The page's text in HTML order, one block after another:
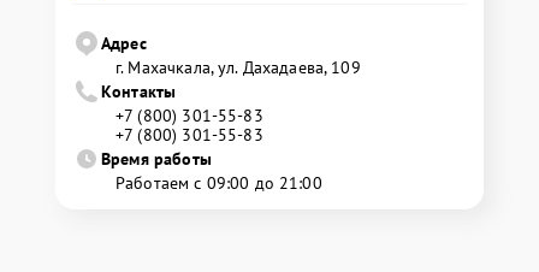
Адрес
г. Махачкала, ул. Дахадаева, 109
Контакты
+7 (800) 301-55-83
+7 (800) 301-55-83
Время работы
Работаем с 09:00 до 21:00